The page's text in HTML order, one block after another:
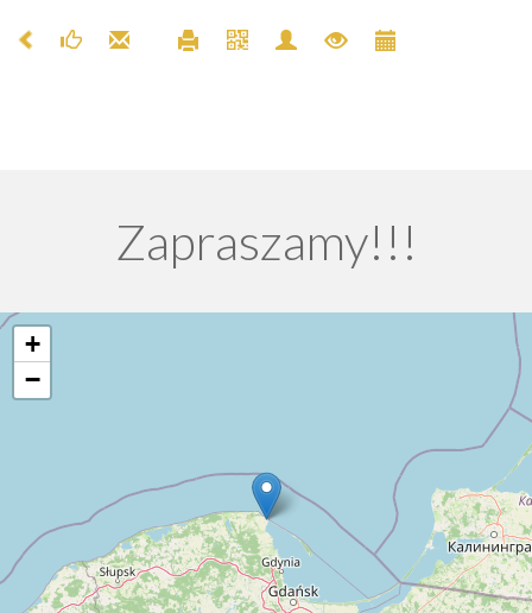
Zapraszamy!!!
+
−